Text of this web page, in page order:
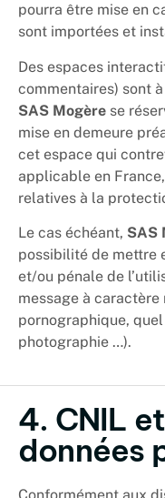
pourra être mise en
sont importées et
Des espaces
commentaires) sont
SAS Mogère se
mise en demeure
cet espace qui
applicable en
relatives à la
Le cas échéant, SAS
possibilité de mettre
et/ou pénale de
message à
pornographique,
photographie …).
4. CNIL
données
Conformément aux